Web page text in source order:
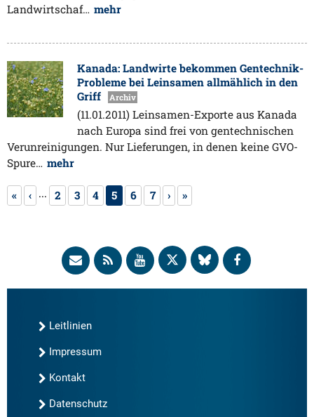
Landwirtschaf… mehr
Kanada: Landwirte bekommen Gentechnik-
Probleme bei Leinsamen allmählich in den
Griff
Archiv
(11.01.2011) Leinsamen-Exporte aus Kanada
nach Europa sind frei von gentechnischen
Verunreinigungen. Nur Lieferungen, in denen keine GVO-
Spure… mehr
« ‹ ... 2 3 4 5 6 7 › »
Leitlinien
Impressum
Kontakt
Datenschutz